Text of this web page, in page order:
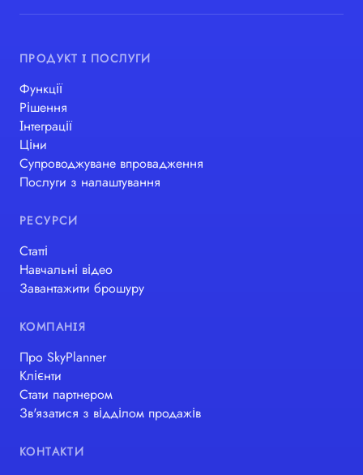
ПРОДУКТ І ПОСЛУГИ
Функції
Рішення
Інтеграції
Ціни
Супроводжуване впровадження
Послуги з налаштування
РЕСУРСИ
Статті
Навчальні відео
Завантажити брошуру
КОМПАНІЯ
Про SkyPlanner
Клієнти
Стати партнером
Зв'язатися з відділом продажів
КОНТАКТИ